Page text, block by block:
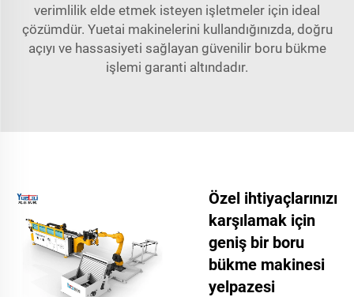
verimlilik elde etmek isteyen işletmeler için ideal
çözümdür. Yuetai makinelerini kullandığınızda, doğru
açıyı ve hassasiyeti sağlayan güvenilir boru bükme
işlemi garanti altındadır.
Özel ihtiyaçlarınızı
karşılamak için
geniş bir boru
bükme makinesi
yelpazesi